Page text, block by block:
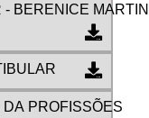
BERENICE
PROFISSÕES